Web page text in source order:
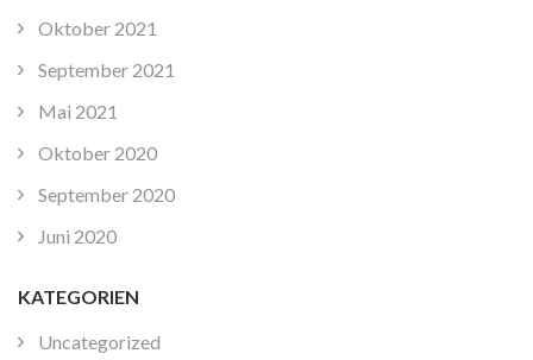
Oktober 2021
September 2021
Mai 2021
Oktober 2020
September 2020
Juni 2020
KATEGORIEN
Uncategorized